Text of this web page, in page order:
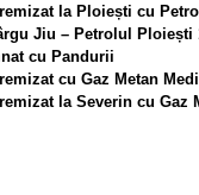
la Ploiești cu
Jiu – Petrolul Ploiești
cu Pandurii
cu Gaz Metan
la Severin cu Gaz